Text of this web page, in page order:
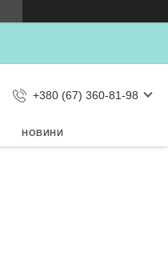
Дозволити
×
+380 (67) 360-81-98
НОВИНИ